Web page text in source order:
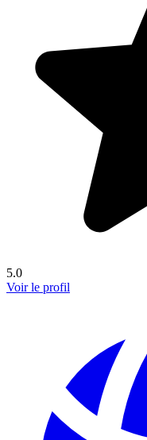
5.0
Voir le profil